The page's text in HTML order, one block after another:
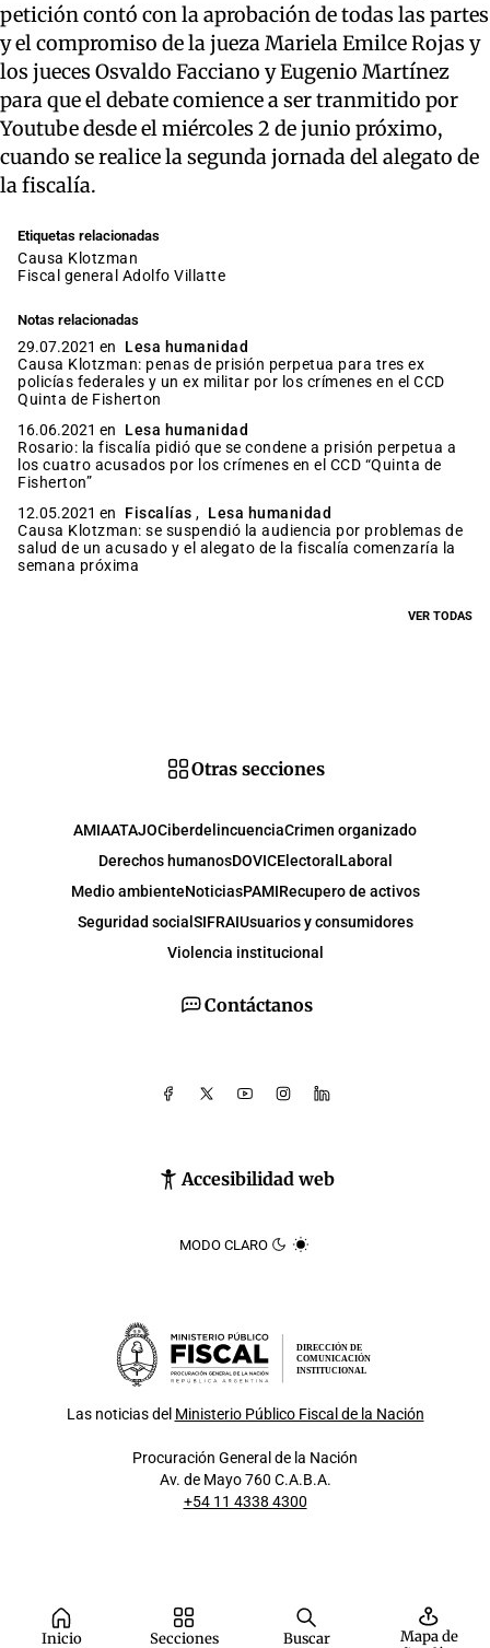
petición contó con la aprobación de todas las partes
y el compromiso de la jueza Mariela Emilce Rojas y
los jueces Osvaldo Facciano y Eugenio Martínez
para que el debate comience a ser tranmitido por
Youtube desde el miércoles 2 de junio próximo,
cuando se realice la segunda jornada del alegato de
la fiscalía.
Etiquetas relacionadas
Causa Klotzman
fiscal general Adolfo Villatte
Notas relacionadas
29.07.2021 en
Lesa humanidad
Causa Klotzman: penas de prisión perpetua para tres ex
policías federales y un ex militar por los crímenes en el CCD
Quinta de Fisherton
16.06.2021 en
Lesa humanidad
Rosario: la fiscalía pidió que se condene a prisión perpetua a
los cuatro acusados por los crímenes en el CCD “Quinta de
Fisherton”
12.05.2021 en
Fiscalías , Lesa humanidad
Causa Klotzman: se suspendió la audiencia por problemas de
salud de un acusado y el alegato de la fiscalía comenzaría la
semana próxima
VER TODAS
Inicio Secciones Buscar
Mapa de
Contáctanos
Accesibilidad web
MODO CLARO
Otras secciones
AMIAATAJOCiberdelincuenciaCrimen organizado
Derechos humanosDOVICElectoralLaboral
Medio ambienteNoticiasPAMIRecupero de activos
Seguridad socialSIFRAIUsuarios y consumidores
Violencia institucional
DIRECCIÓN DE
COMUNICACIÓN
INSTITUCIONAL
Las noticias del Ministerio Público Fiscal de la Nación
Procuración General de la Nación
Av. de Mayo 760 C.A.B.A.
+54 11 4338 4300